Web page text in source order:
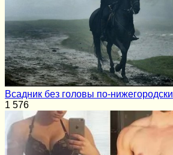
Всадник без головы по-нижегородски
1 576